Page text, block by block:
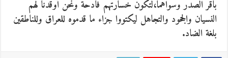
باقر الصدر وسواهما،لتكون خسارتهم فادحة ونحن أوقدنا لهم
النسيان والجحود والتجاهل ليكتووا جزاء ما قدموه للعراق وللناطقين
بلغة الضاد.